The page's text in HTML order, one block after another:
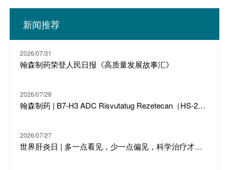
而更新或修订此信息的责任。此外，翰森制药保留随时对本新
闻稿全部或部分内容进行更改、修正或终止的权利，恕不另行
通知。有关上市公司的具体信息，投资者请参阅翰森制药
新闻推荐
2026/07/31
翰森制药荣登人民日报《高质量发展故事汇》
2026/07/28
翰森制药 | B7-H3 ADC Risvutatug Rezetecan（HS-20093）骨肉瘤III期临床ARTEMIS-011达到IRC-PFS主要终点
2026/07/27
世界肝炎日 | 多一点看见，少一点偏见，科学治疗才是打败乙肝的最强答案